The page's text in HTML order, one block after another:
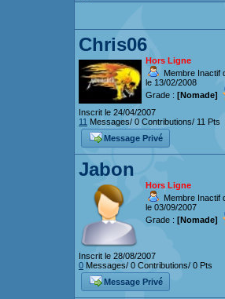
Chris06
Hors Ligne
Membre Inactif
le 13/02/2008
Grade : [Nomade]
Inscrit le 24/04/2007
11 Messages/ 0 Contributions/ 11 Pts
Message Privé
Jabon
Hors Ligne
Membre Inactif
le 03/09/2007
Grade : [Nomade]
Inscrit le 28/08/2007
0 Messages/ 0 Contributions/ 0 Pts
Message Privé